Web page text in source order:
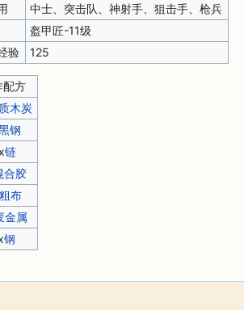
中士、突击队、神射手、狙击手、枪兵
盔甲匠-11级
验
125
配方
木炭
钢
链
合胶
粗布
金属
钢